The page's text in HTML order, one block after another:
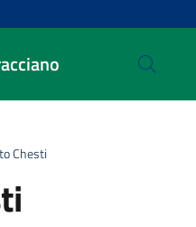
Chesti